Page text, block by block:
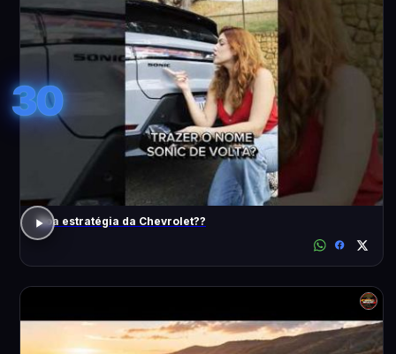
30
Boa estratégia da Chevrolet??